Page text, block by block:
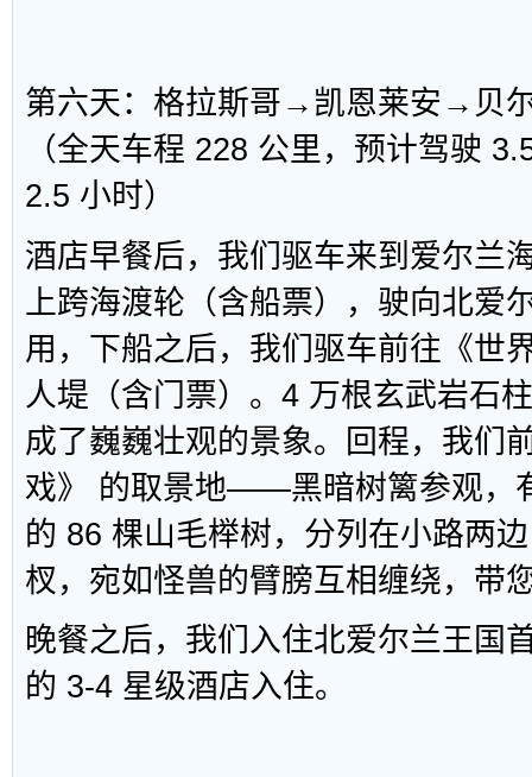
第六天：格拉斯哥→凯恩莱安→贝
（全天车程 228 公里，预计驾驶
2.5 小时）
酒店早餐后，我们驱车来到爱尔兰
上跨海渡轮（含船票），驶向北爱
用，下船之后，我们驱车前往《
人堤（含门票）。4 万根玄武岩石
成了巍巍壮观的景象。回程，我们
戏》 的取景地——黑暗树篱参观，
的 86 棵山毛榉树，分列在小路两
杈，宛如怪兽的臂膀互相缠绕，带
晚餐之后，我们入住北爱尔兰王
的 3-4 星级酒店入住。